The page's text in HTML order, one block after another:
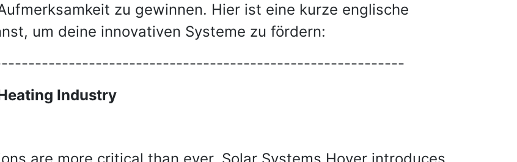
zu gewinnen. Hier ist eine kurze englische
um deine innovativen Systeme zu fördern:
Industry